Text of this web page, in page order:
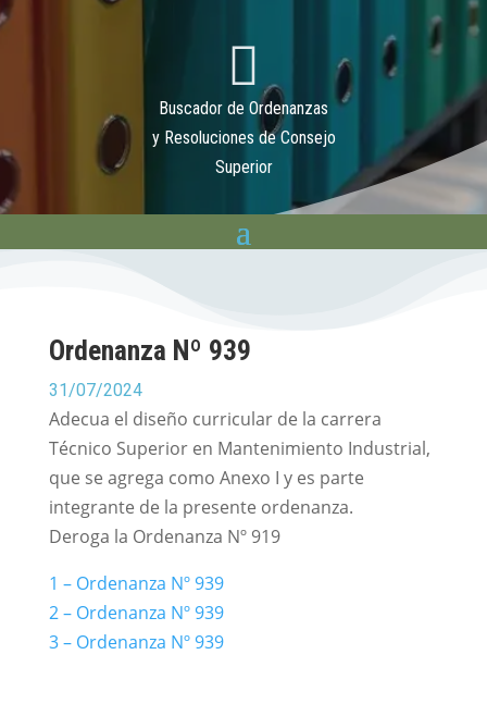

Buscador de Ordenanzas
y Resoluciones de Consejo
Superior
Ordenanza Nº 939
31/07/2024
Adecua el diseño curricular de la carrera
Técnico Superior en Mantenimiento Industrial,
que se agrega como Anexo I y es parte
integrante de la presente ordenanza.
Deroga la Ordenanza Nº 919
1 – Ordenanza Nº 939
2 – Ordenanza Nº 939
3 – Ordenanza Nº 939